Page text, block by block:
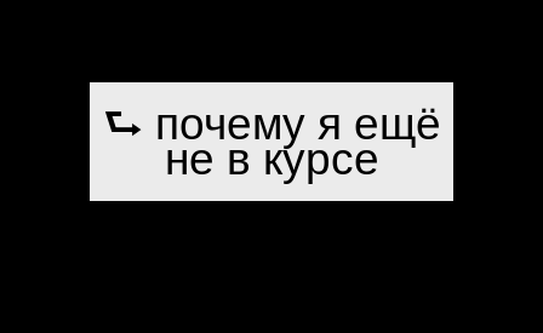
⮑ почему я ещё
не в курсе